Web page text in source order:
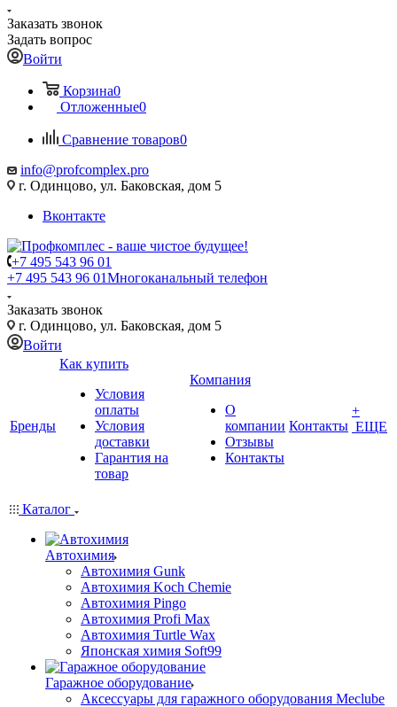
Заказать звонок
Задать вопрос
Войти
Корзина0
Отложенные0
Сравнение товаров0
info@profcomplex.pro
г. Одинцово, ул. Баковская, дом 5
Вконтакте
+7 495 543 96 01
+7 495 543 96 01Многоканальный телефон
Заказать звонок
г. Одинцово, ул. Баковская, дом 5
Войти
Бренды
Как купить
Условия
оплаты
Условия
доставки
Гарантия на
товар
Компания
О
компании
Отзывы
Контакты
Контакты
+
ЕЩЕ
Каталог
Автохимия
Автохимия Gunk
Автохимия Koch Chemie
Автохимия Pingo
Автохимия Profi Max
Автохимия Turtle Wax
Японская химия Soft99
Гаражное оборудование
Аксессуары для гаражного оборудования Meclube